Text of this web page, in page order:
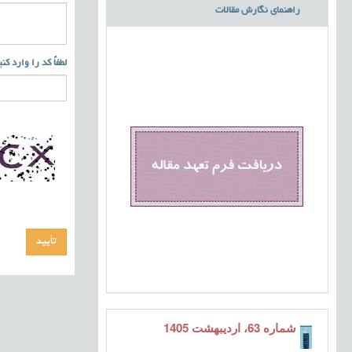
راهنمای نگارش مقالات
شماره 63، اردیبهشت 1405
لطفاً کد را وارد